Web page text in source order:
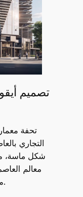
تحفة
التجاري
شكل ماسة،
معالم
محطة المونوريل، وشركات البترول.